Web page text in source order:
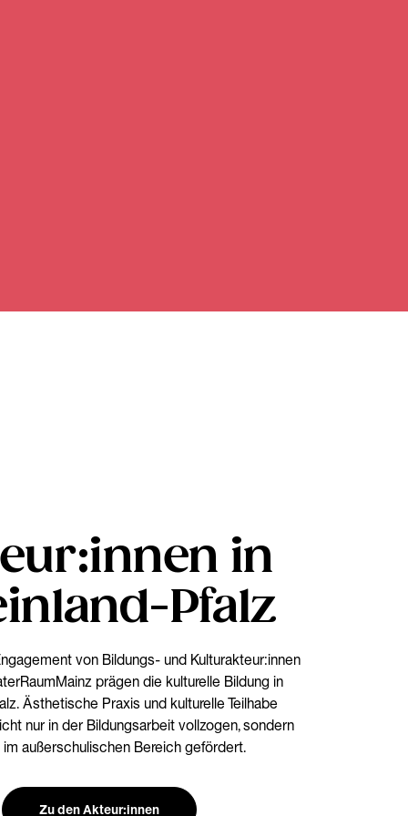
in
Pfalz
von Bildungs- und Kulturakteur:innen
prägen die kulturelle Bildung in
Ästhetische Praxis und kulturelle Teilhabe
nur in der Bildungsarbeit vollzogen, sondern
außerschulischen Bereich gefördert.
Zu den Akteur:innen